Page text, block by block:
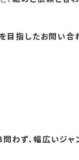
目指したお問い合
問わず、幅広いジャ